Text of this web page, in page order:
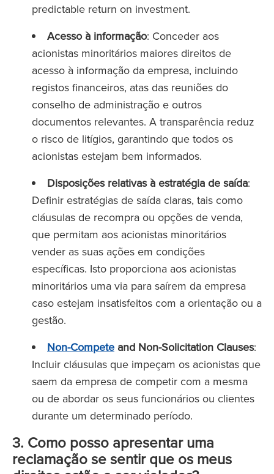
predictable return on investment.
Acesso à informação: Conceder aos
acionistas minoritários maiores direitos de
acesso à informação da empresa, incluindo
registos financeiros, atas das reuniões do
conselho de administração e outros
documentos relevantes. A transparência reduz
o risco de litígios, garantindo que todos os
acionistas estejam bem informados.
Disposições relativas à estratégia de saída:
Definir estratégias de saída claras, tais como
cláusulas de recompra ou opções de venda,
que permitam aos acionistas minoritários
vender as suas ações em condições
específicas. Isto proporciona aos acionistas
minoritários uma via para saírem da empresa
caso estejam insatisfeitos com a orientação ou a
gestão.
Non-Compete and Non-Solicitation Clauses:
Incluir cláusulas que impeçam os acionistas que
saem da empresa de competir com a mesma
ou de abordar os seus funcionários ou clientes
durante um determinado período.
3. Como posso apresentar uma
reclamação se sentir que os meus